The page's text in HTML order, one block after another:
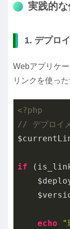
実践的な
1. デプロ
Webアプリケ
リンクを使っ
<?php
// デプロイ
if
echo
"